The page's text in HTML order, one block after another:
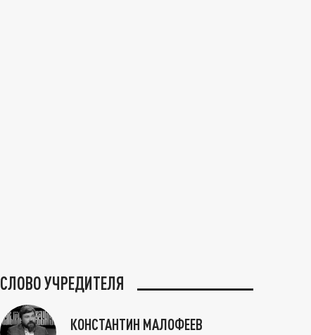
СЛОВО УЧРЕДИТЕЛЯ
КОНСТАНТИН МАЛОФЕЕВ